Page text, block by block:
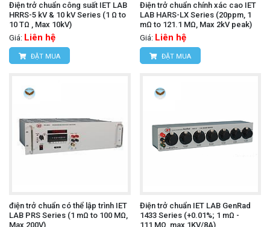
Điện trở chuẩn công suất IET LAB
HRRS-5 kV & 10 kV Series (1 Ω to
10 TΩ , Max 10kV)
Giá: Liên hệ
ĐẶT MUA
Điện trở chuẩn chính xác cao IET
LAB HARS-LX Series (20ppm, 1
mΩ to 121.1 MΩ, Max 2kV peak)
Giá: Liên hệ
ĐẶT MUA
điện trở chuẩn có thể lập trình IET
LAB PRS Series (1 mΩ to 100 MΩ,
Max 200V)
Điện trở chuẩn IET LAB GenRad
1433 Series (+0.01%; 1 mΩ -
111,MΩ, max 1KV/8A)